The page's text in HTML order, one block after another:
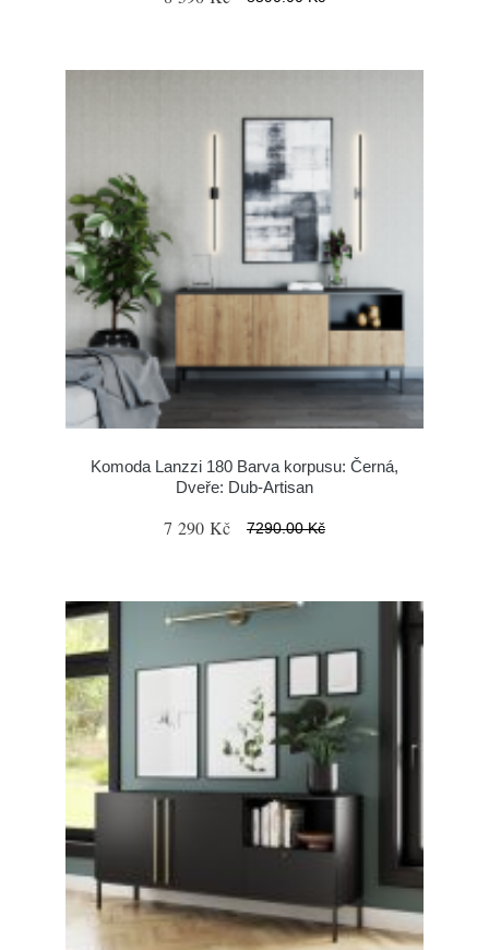
Komoda Lanzzi 180 Barva korpusu: Černá,
Dveře: Dub-Artisan
7 290 Kč 7290.00 Kč